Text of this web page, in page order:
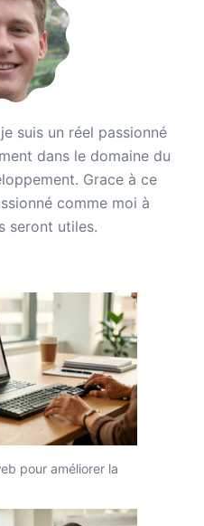
suis un réel passionné
dans le domaine du
Grace à ce
comme moi à
seront utiles.
pour améliorer la